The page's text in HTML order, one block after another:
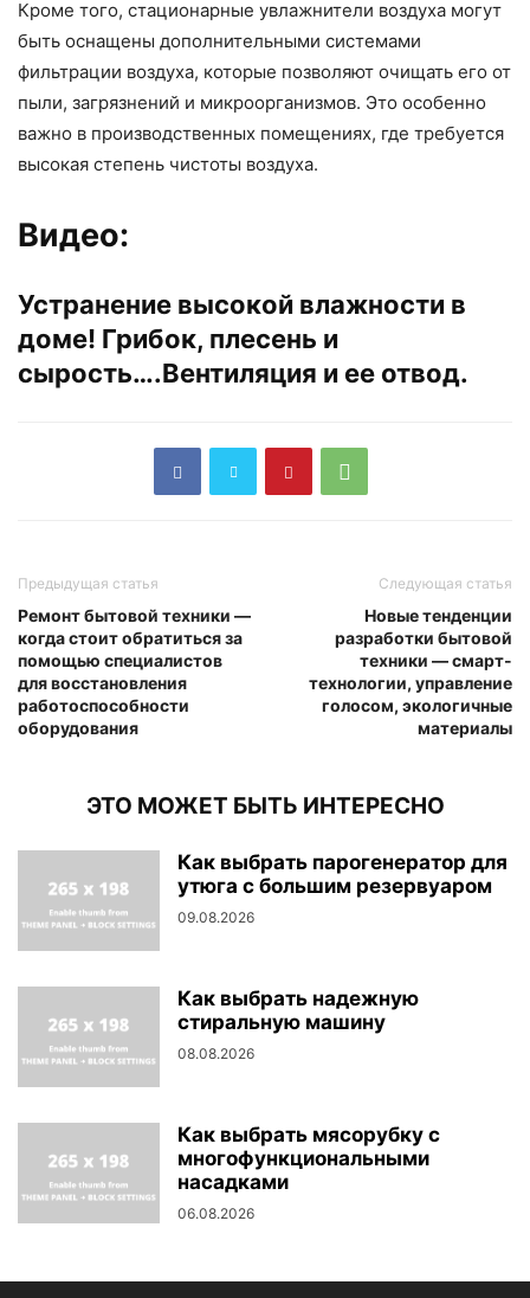
Кроме того, стационарные увлажнители воздуха могут
быть оснащены дополнительными системами
фильтрации воздуха, которые позволяют очищать его от
пыли, загрязнений и микроорганизмов. Это особенно
важно в производственных помещениях, где требуется
высокая степень чистоты воздуха.
Видео:
Устранение высокой влажности в
доме! Грибок, плесень и
сырость….Вентиляция и ее отвод.
Предыдущая статья
Ремонт бытовой техники —
когда стоит обратиться за
помощью специалистов
для восстановления
работоспособности
оборудования
Следующая статья
Новые тенденции
разработки бытовой
техники — смарт-
технологии, управление
голосом, экологичные
материалы
ЭТО МОЖЕТ БЫТЬ ИНТЕРЕСНО
Как выбрать парогенератор для
утюга с большим резервуаром
09.08.2026
Как выбрать надежную
стиральную машину
08.08.2026
Как выбрать мясорубку с
многофункциональными
насадками
06.08.2026